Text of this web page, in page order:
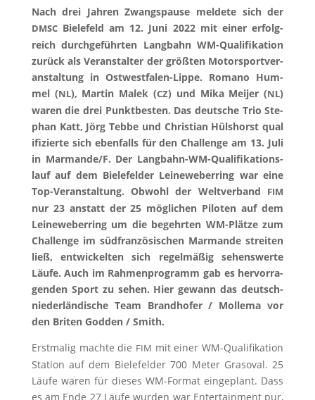
Nach drei Jah­ren Zwangs­pau­se mel­de­te sich der
DMSCBie­le­feld am 12. Juni 2022 mit einer erfolg­
reich durch­ge­führ­ten Lang­bahn WM-Qua­li­fi­ka­ti­on
zurück als Ver­an­stal­ter der größ­ten Motor­sport­ver­
an­stal­tung in Ost­west­fa­len-Lip­pe. Roma­no Hum­
mel (NL), Mar­tin Malek (CZ) und Mika Mei­jer (NL)
waren die drei Punkt­bes­ten. Das deut­sche Trio Ste­
phan Katt, Jörg Teb­be und Chris­ti­an Hüls­horst qua­l
i­fi­zier­te sich eben­falls für den Chall­enge am 13. Juli
in Marmande/​F. Der Lang­bahn-WM-Qua­li­fi­ka­ti­ons­
lauf auf dem Bie­le­fel­der Lei­ne­we­ber­ring war eine
Top-Ver­an­stal­tung. Obwohl der Welt­ver­band
FIM
nur 23 anstatt der 25 mög­li­chen Pilo­ten auf dem
Lei­ne­we­ber­ring um die begehr­ten WM-Plät­ze zum
Chall­enge im süd­fran­zö­si­schen Mar­man­de strei­ten
ließ, ent­wi­ckel­ten sich regel­mä­ßig sehens­wer­te
Läu­fe. Auch im Rah­men­pro­gramm gab es her­vor­ra­
gen­den Sport zu sehen. Hier gewann das deutsch-
nie­der­län­di­sche Team Brand­ho­fer /​ Mol­le­ma vor
den Bri­ten God­den /​ Smith.
Erst­ma­lig mach­te die FIM mit einer WM-Qua­li­fi­ka­ti­on
Sta­ti­on auf dem Bie­le­fel­der 700 Meter Gra­s­oval. 25
Läu­fe waren für die­ses WM-For­mat ein­ge­plant. Dass
es am Ende 27 Läu­fe wur­den war Enter­tain­ment pur,